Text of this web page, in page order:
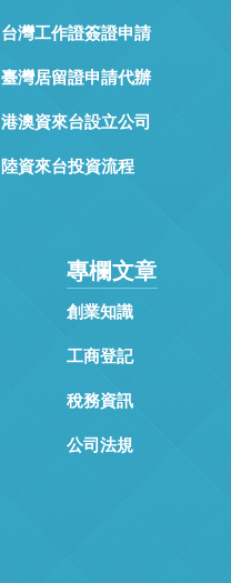
台灣工作證簽證申請
臺灣居留證申請代辦
港澳資來台設立公司
陸資來台投資流程
專欄文章
創業知識
工商登記
稅務資訊
公司法規